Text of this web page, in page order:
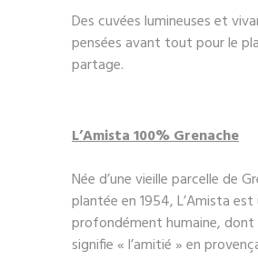
Des cuvées lumineuses et
pensées avant tout pour le
partage.
L’Amista 100% Grenache
Née d’une vieille parcelle de
plantée en 1954, L’Amista est
profondément humaine, dont
signifie « l’amitié » en